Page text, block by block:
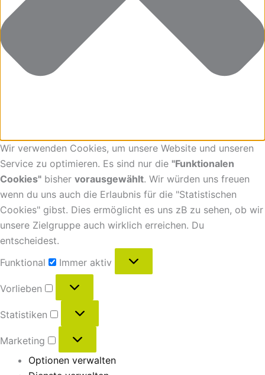
Wir verwenden Cookies, um unsere Website und unseren
Service zu optimieren. Es sind nur die "Funktionalen
Cookies" bisher vorausgewählt. Wir würden uns freuen
wenn du uns auch die Erlaubnis für die "Statistischen
Cookies" gibst. Dies ermöglicht es uns zB zu sehen, ob wir
unsere Zielgruppe auch wirklich erreichen. Du
entscheidest.
Funktional
Immer aktiv
Vorlieben
Statistiken
Marketing
Optionen verwalten